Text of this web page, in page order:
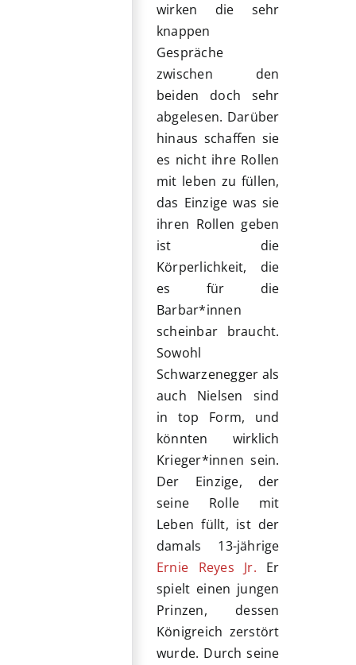
wirken die sehr
knappen
Gespräche
zwischen den
beiden doch sehr
abgelesen. Darüber
hinaus schaffen sie
es nicht ihre Rollen
mit leben zu füllen,
das Einzige was sie
ihren Rollen geben
ist die
Körperlichkeit, die
es für die
Barbar*innen
scheinbar braucht.
Sowohl
Schwarzenegger als
auch Nielsen sind
in top Form, und
könnten wirklich
Krieger*innen sein.
Der Einzige, der
seine Rolle mit
Leben füllt, ist der
damals 13-jährige
Ernie Reyes Jr. Er
spielt einen jungen
Prinzen, dessen
Königreich zerstört
wurde. Durch seine